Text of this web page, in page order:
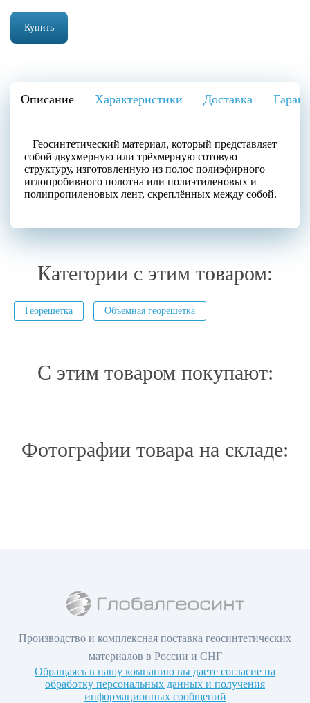
Купить
Описание Характеристики Доставка
Геосинтетический материал, который представляет
собой двухмерную или трёхмерную сотовую
структуру, изготовленную из полос полиэфирного
иглопробивного полотна или полиэтиленовых и
полипропиленовых лент, скреплённых между собой.
Категории с этим товаром:
Георешетка Объемная георешетка
С этим товаром покупают:
Фотографии товара на складе:
Производство и комплексная поставка геосинтетических
материалов в России и СНГ
Обращаясь в нашу компанию вы даете согласие на
обработку персональных данных и получения
информационных сообщений